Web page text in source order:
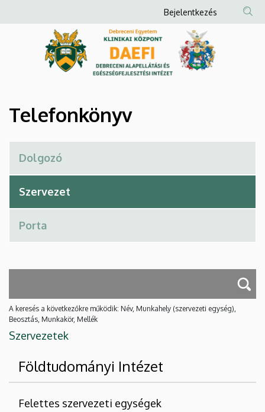
Debreceni
és
Egészségfejlesztési
Intézet
a
Anonim
Felhasználói
fiók
menüje
Bejelentkezés
Telefonkönyv
A keresés a következőkre működik: Név, Munkahely (szervezeti egység),
Beosztás, Munkakör, Mellék
Szervezetek
Földtudományi Intézet
Felettes szervezeti egységek